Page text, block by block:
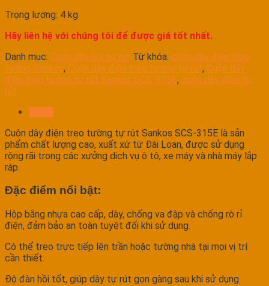
Trọng lượng: 4 kg
Hãy liên hệ với chúng tôi để được giá tốt nhất.
Danh mục: Cuộn dây hơi tự rút Từ khóa: cuộn dây điện treo
tường Sankos, Cuộn dây điện treo tường tự rút, Cuộn dây
điện treo tường tự rút Sankos SCS-315E, cuộn dây điện tự
rút
Cuộn dây điện treo tường tự rút Sankos SCS-315E là sản
phẩm chất lượng cao, xuất xứ từ Đài Loan, được sử dụng
rộng rãi trong các xưởng dịch vụ ô tô, xe máy và nhà máy lắp
ráp.
Đặc điểm nổi bật:
Hộp bằng nhựa cao cấp, dày, chống va đập và chống rò rỉ
điện, đảm bảo an toàn tuyệt đối khi sử dụng.
Có thể treo trực tiếp lên trần hoặc tường nhà tại mọi vị trí
cần thiết.
Độ đàn hồi tốt, giúp dây tự rút gọn gàng sau khi sử dụng.